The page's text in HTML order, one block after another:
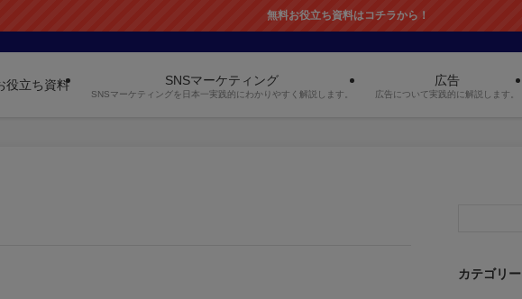
無料お役立ち資料はコチラから！
役立ち資料 SNSマーケティング
SNSマーケティングを日本一実践的にわかりやすく解説します。
広告
広告について実践的に解説します。
カテゴリー